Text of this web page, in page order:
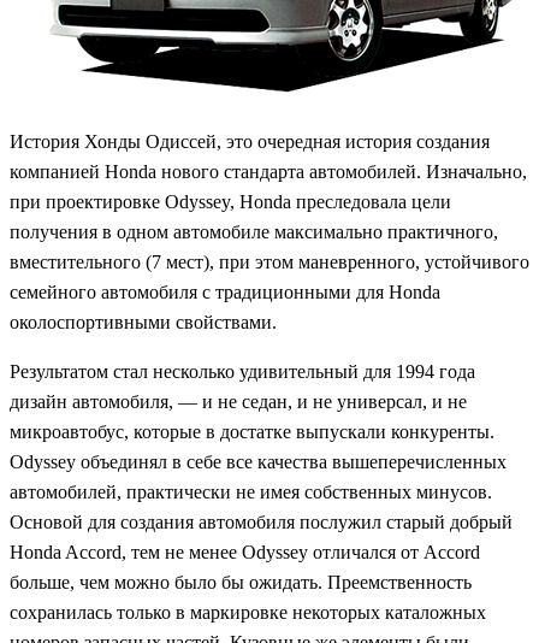
История Хонды Одиссей, это очередная история создания
компанией Honda нового стандарта автомобилей. Изначально,
при проектировке Odyssey, Honda преследовала цели
получения в одном автомобиле максимально практичного,
вместительного (7 мест), при этом маневренного, устойчивого
семейного автомобиля с традиционными для Honda
околоспортивными свойствами.
Результатом стал несколько удивительный для 1994 года
дизайн автомобиля, — и не седан, и не универсал, и не
микроавтобус, которые в достатке выпускали конкуренты.
Odyssey объединял в себе все качества вышеперечисленных
автомобилей, практически не имея собственных минусов.
Основой для создания автомобиля послужил старый добрый
Honda Accord, тем не менее Odyssey отличался от Accord
больше, чем можно было бы ожидать. Преемственность
сохранилась только в маркировке некоторых каталожных